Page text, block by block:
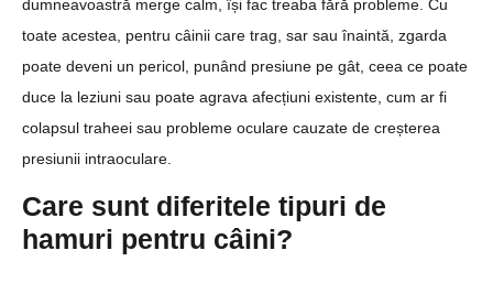
dumneavoastră merge calm, își fac treaba fără probleme. Cu
toate acestea, pentru câinii care trag, sar sau înaintă, zgarda
poate deveni un pericol, punând presiune pe gât, ceea ce poate
duce la leziuni sau poate agrava afecțiuni existente, cum ar fi
colapsul traheei sau probleme oculare cauzate de creșterea
presiunii intraoculare.
Care sunt diferitele tipuri de
hamuri pentru câini?